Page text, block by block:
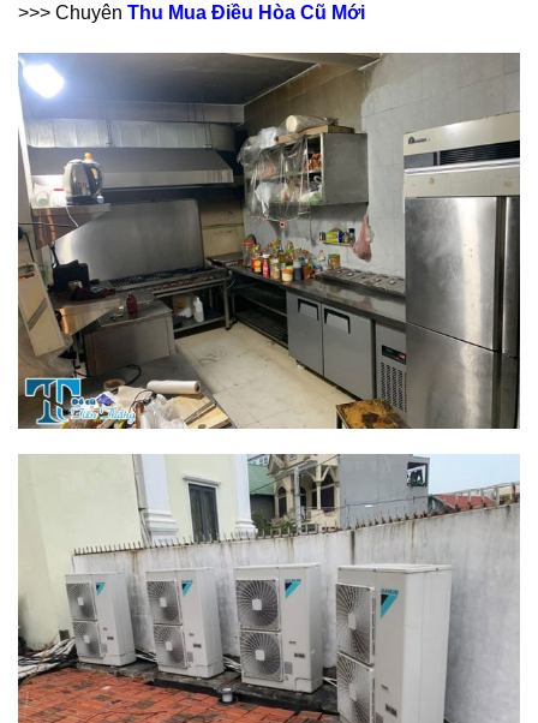
>>> Chuyên Thu Mua Điều Hòa Cũ Mới